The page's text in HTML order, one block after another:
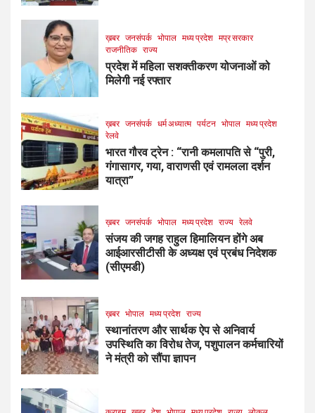
ख़बर जनसंपर्क भोपाल मध्य प्रदेश मप्र सरकार
राजनीतिक राज्य
प्रदेश में महिला सशक्तीकरण योजनाओं को
मिलेगी नई रफ्तार
ख़बर जनसंपर्क धर्म अध्यात्म पर्यटन भोपाल मध्य प्रदेश
रेलवे
भारत गौरव ट्रेन : “रानी कमलापति से “पुरी,
गंगासागर, गया, वाराणसी एवं रामलला दर्शन
यात्रा”
ख़बर जनसंपर्क भोपाल मध्य प्रदेश राज्य रेलवे
संजय की जगह राहुल हिमालियन होंगे अब
आईआरसीटीसी के अध्यक्ष एवं प्रबंध निदेशक
(सीएमडी)
ख़बर भोपाल मध्य प्रदेश राज्य
स्थानांतरण और सार्थक ऐप से अनिवार्य
उपस्थिति का विरोध तेज, पशुपालन कर्मचारियों
ने मंत्री को सौंपा ज्ञापन